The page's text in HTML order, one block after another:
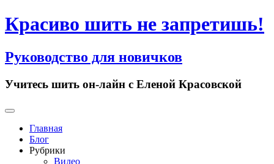
Красиво шить не запретишь!
Руководство для новичков
Учитесь шить он-лайн с Еленой Красовской
Primary
Главная
Блог
Рубрики
Видео